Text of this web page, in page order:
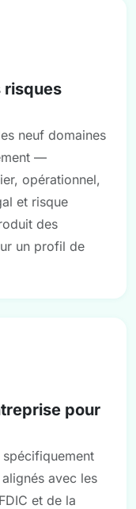
risques
neuf domaines
—
opérationnel,
et risque
des
un profil de
pour
avec les
et de la